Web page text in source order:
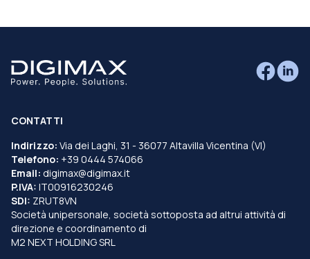
CONTATTI
Indirizzo: Via dei Laghi, 31 - 36077 Altavilla Vicentina (VI)
Telefono: +39 0444 574066
Email: digimax@digimax.it
P.IVA: IT00916230246
SDI: ZRUT8VN
Società unipersonale, società sottoposta ad altrui attività di
direzione e coordinamento di
M2 NEXT HOLDING SRL